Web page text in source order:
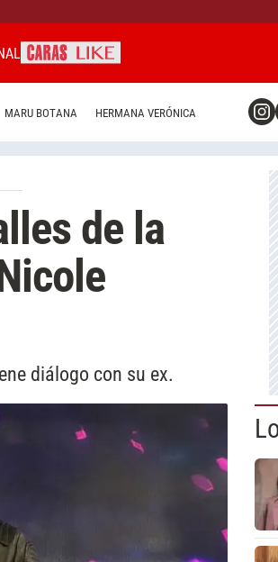
MARU BOTANA HERMANA VERÓNICA
de la
diálogo con su ex.